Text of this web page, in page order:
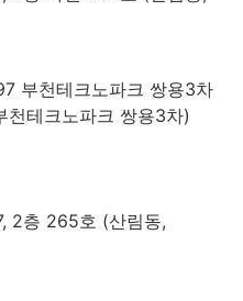
부천테크노파크 쌍용3차
테크노파크 쌍용3차)
2층 265호 (산림동,